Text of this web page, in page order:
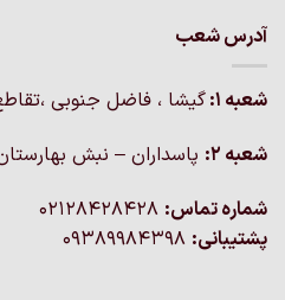
آدرس شعب
شعبه 1:
گيشا ، فاضل جنوبی ،تقاطع
شعبه 2:
پاسداران – نبش بهارستان
شماره تماس:
پشتیبانی: